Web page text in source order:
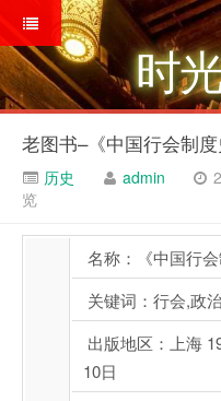
时
老图书–《中国行会制
历史 admin
览
名称：《中国行
关键词：行会,政
出版地区：上海
10日